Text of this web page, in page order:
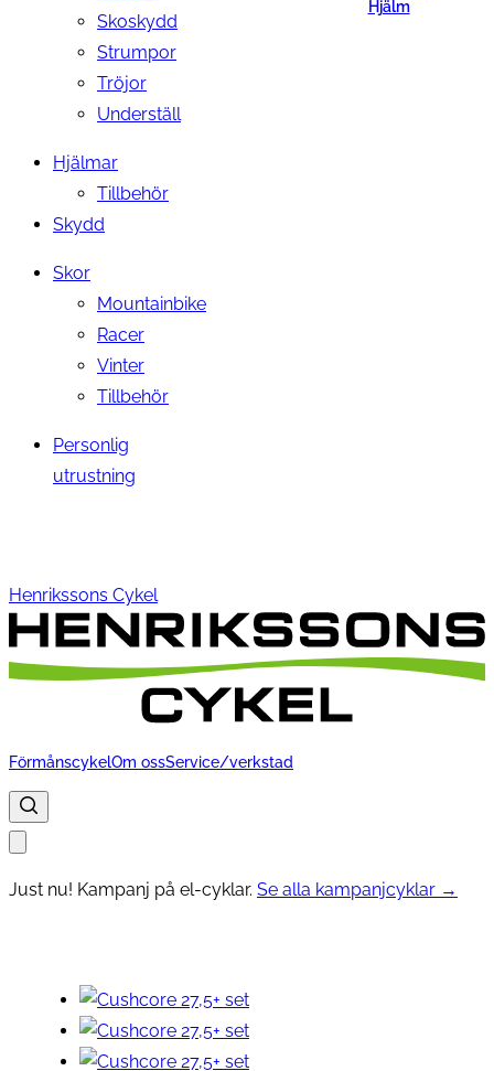
Skoskydd
Strumpor
Tröjor
Underställ
Hjälmar
Tillbehör
Skydd
Skor
Mountainbike
Racer
Vinter
Tillbehör
Personlig
utrustning
Hjälm
Henrikssons Cykel
FörmånscykelOm ossService/verkstad
Just nu! Kampanj på el-cyklar. Se alla kampanjcyklar →